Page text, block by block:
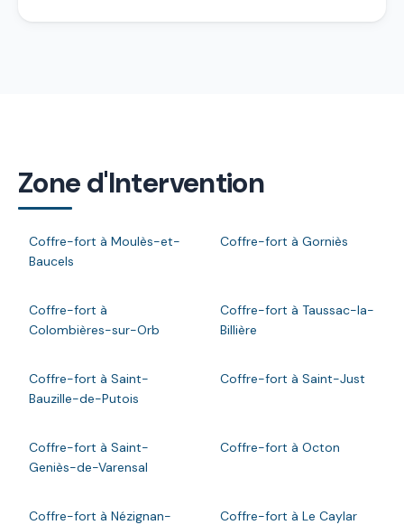
Zone d'Intervention
Coffre-fort à Moulès-et-
Baucels
Coffre-fort à Gorniès
Coffre-fort à
Colombières-sur-Orb
Coffre-fort à Taussac-la-
Billière
Coffre-fort à Saint-
Bauzille-de-Putois
Coffre-fort à Saint-Just
Coffre-fort à Saint-
Geniès-de-Varensal
Coffre-fort à Octon
Coffre-fort à Nézignan-
Coffre-fort à Le Caylar